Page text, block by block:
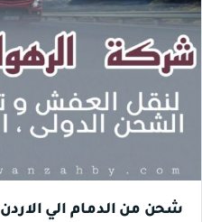
شحن من الدمام الي الاردن